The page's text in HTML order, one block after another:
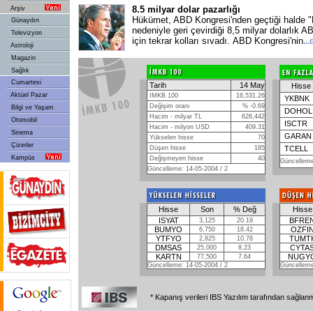
Arşiv
Günaydın
Televizyon
Astroloji
Magazin
Sağlık
Cumartesi
Aktüel Pazar
Bilgi ve Yaşam
Otomobil
Sinema
Çizerler
Kampüs
8.5 milyar dolar pazarlığı
Hükümet, ABD Kongresi'nden geçtiği halde
nedeniyle geri çevirdiği 8,5 milyar dolarlık
için tekrar kolları sıvadı. ABD Kongresi'nin
Tarih 14 May
IMKB 100
16,531.26
Değişim oranı
% -0.69
Hacim - milyar TL
626,442
Hacim - milyon USD
409.31
Yükselen hisse
70
Düşen hisse
185
Değişmeyen hisse
40
Güncelleme: 14-05-2004 / 2
Hisse
YKBNK
DOHOL
ISCTR
GARAN
TCELL
Hisse Son % Değ
ISYAT
3,125 20.19
BUMYO 6,750 18.42
YTFYO 2,825 10.78
DMSAS 25,000 8.23
KARTN 77,500
7.64
Güncelleme: 14-05-2004 / 2
Hisse
* Kapanış verileri IBS Yazılım tarafından